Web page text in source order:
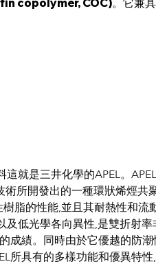
copolymer, COC)。它兼具
就是三井化學的APEL。
所開發出的一種環狀烯烴共
脂的性能,並且其耐熱性和流
低光學各向異性,是雙折射率
成績。同時由於它優越的防
所具有的多樣功能和優異特